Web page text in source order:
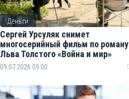
Деньги
Сергей Урсуляк снимет
многосерийный фильм по роману
Льва Толстого «Война и мир»
09.07.2026 09:00